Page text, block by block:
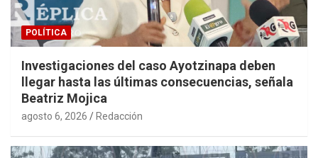
POLÍTICA
Investigaciones del caso Ayotzinapa deben
llegar hasta las últimas consecuencias, señala
Beatriz Mojica
agosto 6, 2026 Redacción